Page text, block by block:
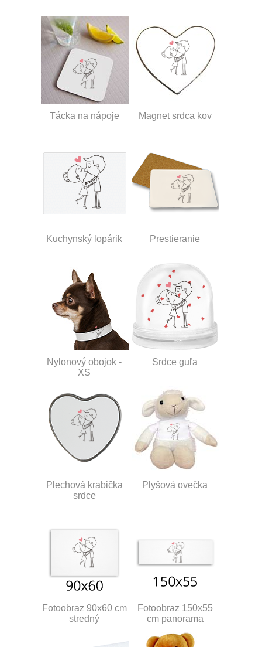
Tácka na nápoje Magnet srdca kov
Kuchynský lopárik Prestieranie
Nylonový obojok -
XS
Srdce guľa
Plechová krabička
srdce
Plyšová ovečka
Fotoobraz 90x60 cm
stredný
Fotoobraz 150x55
cm panorama